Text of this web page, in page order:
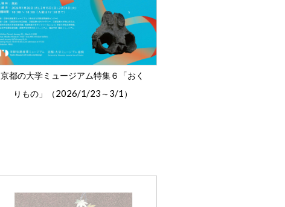
京都の大学ミュージアム特集６「おく
りもの」（2026/1/23 ～ 3/1 ）